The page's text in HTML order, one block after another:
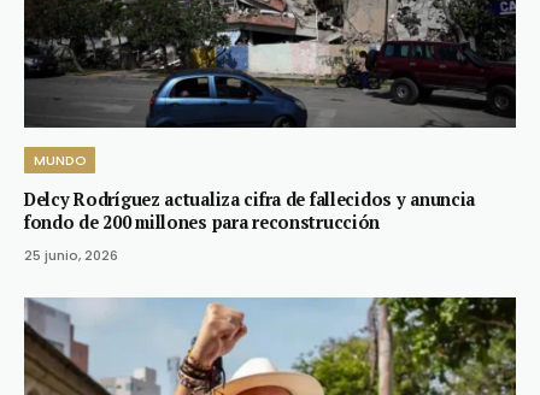
MUNDO
Delcy Rodríguez actualiza cifra de fallecidos y anuncia
fondo de 200 millones para reconstrucción
25 junio, 2026